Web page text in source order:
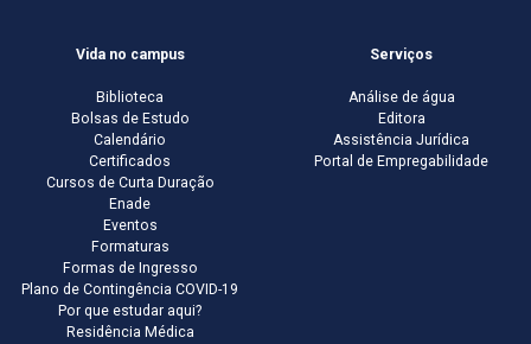
Vida no campus
Biblioteca
Bolsas de Estudo
Calendário
Certificados
Cursos de Curta Duração
Enade
Eventos
Formaturas
Formas de Ingresso
Plano de Contingência COVID-19
Por que estudar aqui?
Residência Médica
Serviços
Análise de água
Editora
Assistência Jurídica
Portal de Empregabilidade